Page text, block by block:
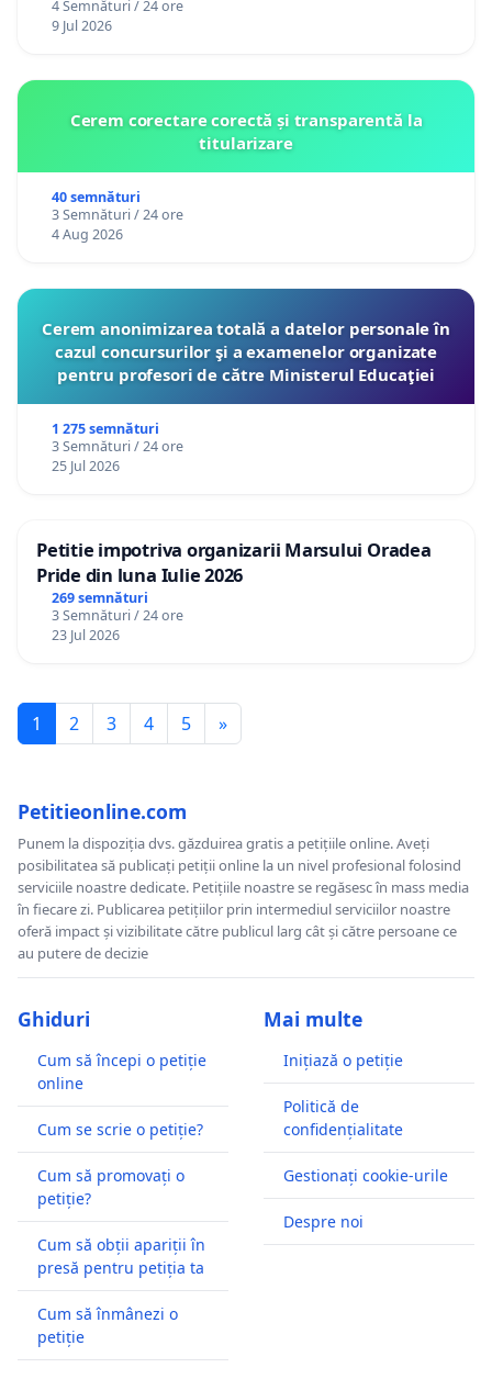
4 Semnături / 24 ore
9 Jul 2026
Cerem corectare corectă și transparentă la
titularizare
40 semnături
3 Semnături / 24 ore
4 Aug 2026
Cerem anonimizarea totală a datelor personale în
cazul concursurilor şi a examenelor organizate
pentru profesori de către Ministerul Educaţiei
1 275 semnături
3 Semnături / 24 ore
25 Jul 2026
Petitie impotriva organizarii Marsului Oradea
Pride din luna Iulie 2026
269 semnături
3 Semnături / 24 ore
23 Jul 2026
1 2 3 4 5 »
Petitieonline.com
Punem la dispoziția dvs. găzduirea gratis a petițiile online. Aveți
posibilitatea să publicați petiții online la un nivel profesional folosind
serviciile noastre dedicate. Petițiile noastre se regăsesc în mass media
în fiecare zi. Publicarea petițiilor prin intermediul serviciilor noastre
oferă impact și vizibilitate către publicul larg cât și către persoane ce
au putere de decizie
Ghiduri
Cum să începi o petiție
online
Cum se scrie o petiție?
Cum să promovați o
petiție?
Cum să obții apariții în
presă pentru petiția ta
Cum să înmânezi o
petiție
Mai multe
Inițiază o petiție
Politică de
confidențialitate
Gestionați cookie-urile
Despre noi